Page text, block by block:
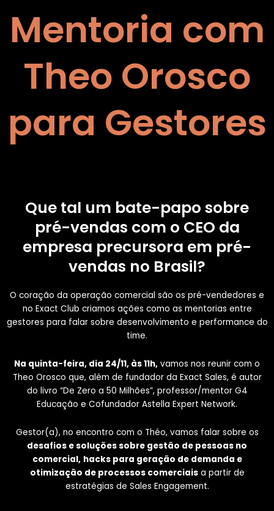
Mentoria com
Theo Orosco
para Gestores
Que tal um bate-papo sobre
pré-vendas com o CEO da
empresa precursora em pré-
vendas no Brasil?
O coração da operação comercial são os pré-vendedores e
no Exact Club criamos ações como as mentorias entre
gestores para falar sobre desenvolvimento e performance do
time.
Na quinta-feira, dia 24/11, às 11h, vamos nos reunir com o
Theo Orosco que, além de fundador da Exact Sales, é autor
do livro “De Zero a 50 Milhões”, professor/mentor G4
Educação e Cofundador Astella Expert Network.
Gestor(a), no encontro com o Théo, vamos falar sobre os
desafios e soluções sobre gestão de pessoas no
comercial, hacks para geração de demanda e
otimização de processos comerciaisa partir de
estratégias de Sales Engagement.